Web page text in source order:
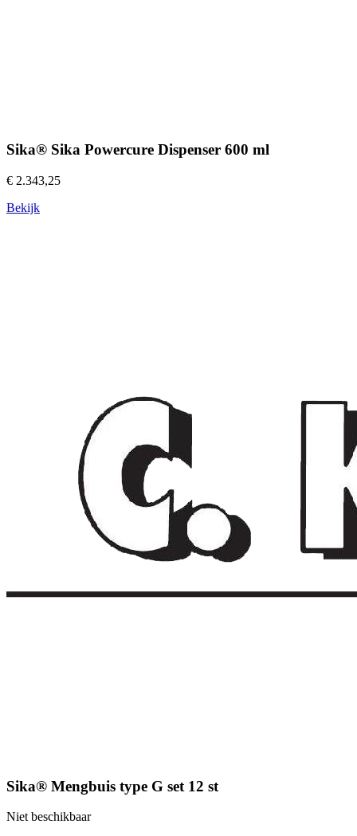
Sika® Sika Powercure Dispenser 600 ml
€ 2.343,25
Bekijk
Sika® Mengbuis type G set 12 st
Niet beschikbaar